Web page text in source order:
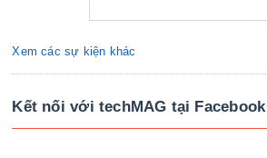
Xem các sự kiện khác
Kết nối với techMAG tại Facebook